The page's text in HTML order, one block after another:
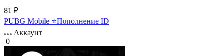
81 ₽
PUBG Mobile ⭐Пополнение ID
Аккаунт
0